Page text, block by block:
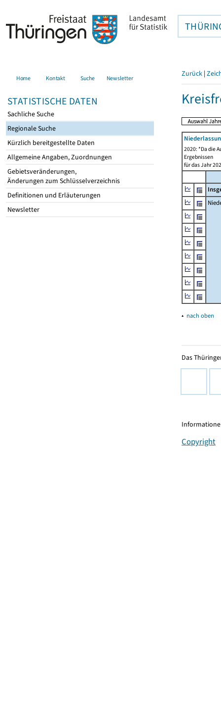
Home Kontakt Suche Newsletter
STATISTISCHE DATEN
Sachliche Suche
Regionale Suche
Kürzlich bereitgestellte Daten
Allgemeine Angaben, Zuordnungen
Gebietsveränderungen,
Änderungen zum Schlüsselverzeichnis
Definitionen und Erläuterungen
Newsletter
Zurück |
2020: *Da die
Ergebnissen
für das Jahr
▴ nach oben
Das
Copyright